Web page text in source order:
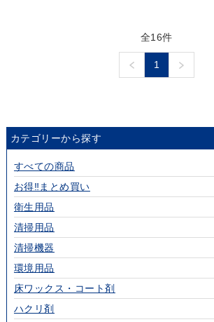
カテゴリーから探す
すべての商品
お得‼まとめ買い
衛生用品
清掃用品
清掃機器
環境用品
床ワックス・コート剤
ハクリ剤
全16件
1